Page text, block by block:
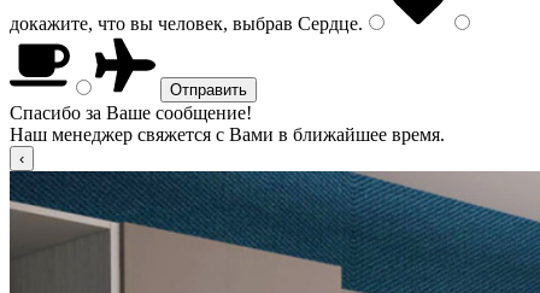
докажите, что вы человек, выбрав Сердце.
Спасибо за Ваше сообщение!
Наш менеджер свяжется с Вами в ближайшее время.